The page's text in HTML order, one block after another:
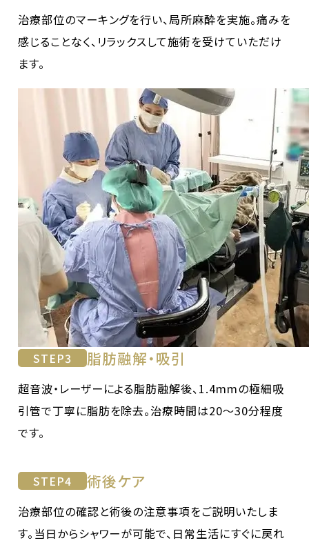
治療部位のマーキングを行い、局所麻酔を実施。痛みを
感じることなく、リラックスして施術を受けていただけ
ます。
STEP3 脂肪融解・吸引
超音波・レーザーによる脂肪融解後、1.4mmの極細吸
引管で丁寧に脂肪を除去。治療時間は20〜30分程度
です。
STEP4 術後ケア
治療部位の確認と術後の注意事項をご説明いたしま
す。当日からシャワーが可能で、日常生活にすぐに戻れ